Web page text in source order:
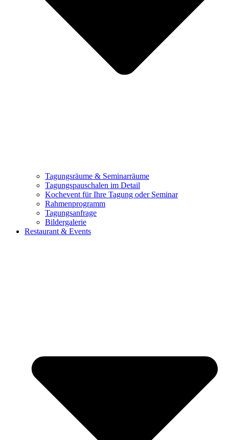
Tagungsräume & Seminarräume
Tagungspauschalen im Detail
Kochevent für Ihre Tagung oder Seminar
Rahmenprogramm
Tagungsanfrage
Bildergalerie
Restaurant & Events